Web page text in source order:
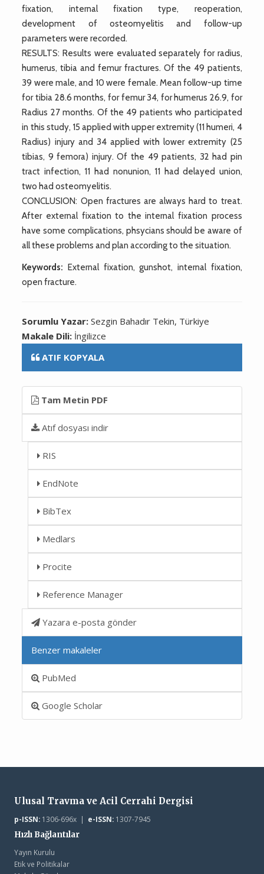
fixation, internal fixation type, reoperation,
development of osteomyelitis and follow-up
parameters were recorded.
RESULTS: Results were evaluated separately for radius,
humerus, tibia and femur fractures. Of the 49 patients,
39 were male, and 10 were female. Mean follow-up time
for tibia 28.6 months, for femur 34, for humerus 26.9, for
Radius 27 months. Of the 49 patients who participated
in this study, 15 applied with upper extremity (11 humeri, 4
Radius) injury and 34 applied with lower extremity (25
tibias, 9 femora) injury. Of the 49 patients, 32 had pin
tract infection, 11 had nonunion, 11 had delayed union,
two had osteomyelitis.
CONCLUSION: Open fractures are always hard to treat.
After external fixation to the internal fixation process
have some complications, phsycians should be aware of
all these problems and plan according to the situation.
Keywords: External fixation, gunshot, internal fixation,
open fracture.
Sorumlu Yazar:Sezgin Bahadır Tekin, Türkiye
Makale Dili: İngilizce
ATIF KOPYALA
Tam Metin PDF
Atıf dosyası indir
RIS
EndNote
BibTex
Medlars
Procite
Reference Manager
Yazara e-posta gönder
Benzer makaleler
PubMed
Google Scholar
Ulusal Travma ve Acil Cerrahi Dergisi
p-ISSN:1306-696x | e-ISSN:1307-7945
Hızlı Bağlantılar
Yayın Kurulu
Etik ve Politikalar